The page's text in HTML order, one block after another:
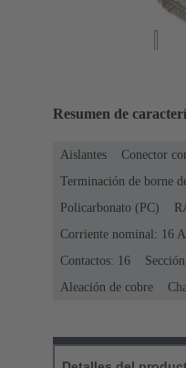
Resumen de
Aislantes
Conector
Terminación de borne
Policarbonato (PC)
Corriente nominal: ‌16 A
Contactos: 16
Aleación de cobre